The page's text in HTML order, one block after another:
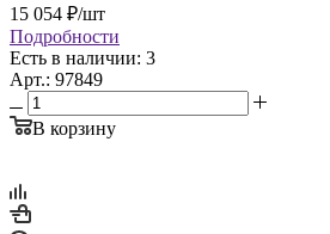
15 054 ₽/шт
Подробности
Есть в наличии: 3
Арт.: 97849
В корзину